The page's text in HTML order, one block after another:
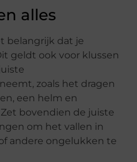
alles
belangrijk dat je
geldt ook voor klussen
zoals het dragen
een helm en
bovendien de juiste
om het vallen in
andere ongelukken te